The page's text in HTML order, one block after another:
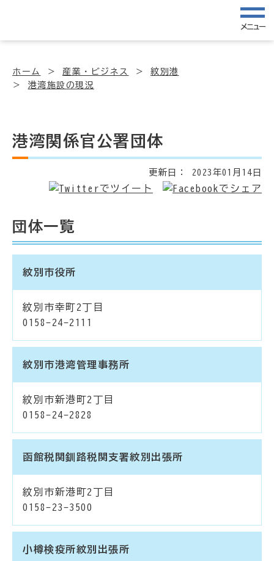
メニュー
ホーム 産業・ビジネス
紋別港
港湾施設の現況
港湾関係官公署団体
更新日： 2023年01月14日
団体一覧
紋別市役所
紋別市幸町2丁目
0158-24-2111
紋別市港湾管理事務所
紋別市新港町2丁目
0158-24-2828
函館税関釧路税関支署紋別出張所
紋別市新港町2丁目
0158-23-3500
小樽検疫所紋別出張所